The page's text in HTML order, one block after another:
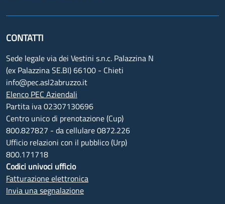
CONTATTI
Sede legale via dei Vestini s.n.c. Palazzina N
(ex Palazzina SE.BI) 66100 - Chieti
info@pec.asl2abruzzo.it
Elenco PEC Aziendali
Partita iva 02307130696
Centro unico di prenotazione (Cup)
800.827827 - da cellulare 0872.226
Ufficio relazioni con il pubblico (Urp)
800.171718
Codici univoci ufficio
Fatturazione elettronica
Invia una segnalazione